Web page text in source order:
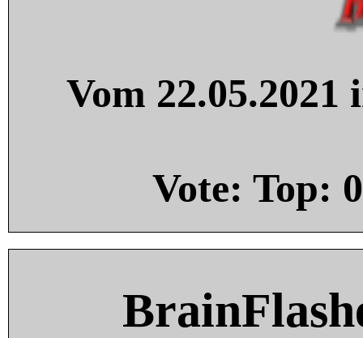
Vom
Vote: Top: 0